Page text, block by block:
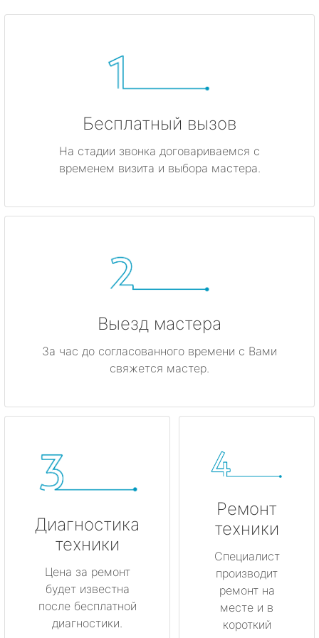
Бесплатный вызов
На стадии звонка договариваемся с
временем визита и выбора мастера.
Выезд мастера
За час до согласованного времени с Вами
свяжется мастер.
Диагностика
техники
Цена за ремонт
будет известна
после бесплатной
диагностики.
Ремонт
техники
Специалист
производит
ремонт на
месте и в
короткий